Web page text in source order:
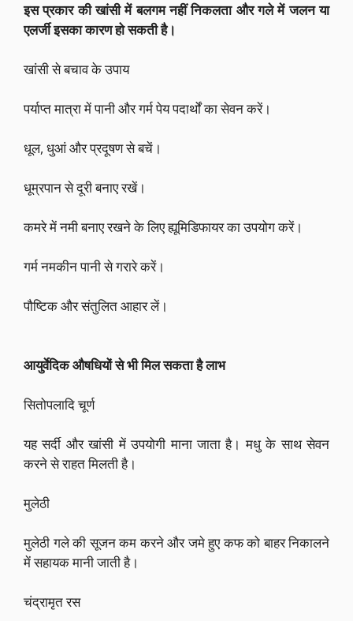
इस प्रकार की खांसी में बलगम नहीं निकलता और गले में जलन या
एलर्जी इसका कारण हो सकती है।
खांसी से बचाव के उपाय
पर्याप्त मात्रा में पानी और गर्म पेय पदार्थों का सेवन करें।
धूल, धुआं और प्रदूषण से बचें।
धूम्रपान से दूरी बनाए रखें।
कमरे में नमी बनाए रखने के लिए ह्यूमिडिफायर का उपयोग करें।
गर्म नमकीन पानी से गरारे करें।
पौष्टिक और संतुलित आहार लें।
आयुर्वेदिक औषधियों से भी मिल सकता है लाभ
सितोपलादि चूर्ण
यह सर्दी और खांसी में उपयोगी माना जाता है। मधु के साथ सेवन
करने से राहत मिलती है।
मुलेठी
मुलेठी गले की सूजन कम करने और जमे हुए कफ को बाहर निकालने
में सहायक मानी जाती है।
चंद्रामृत रस